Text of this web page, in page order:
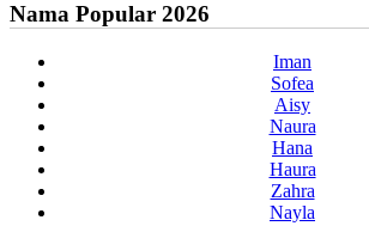
Nama Popular 2026
Iman
Sofea
Aisy
Naura
Hana
Haura
Zahra
Nayla